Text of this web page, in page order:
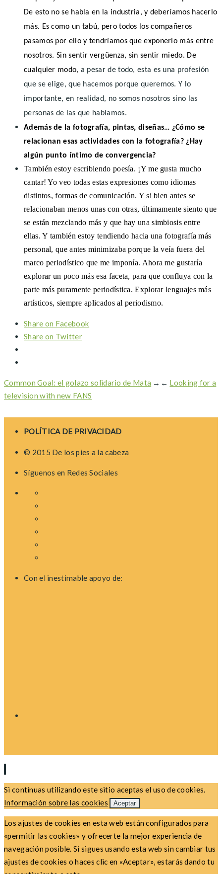
De esto no se habla en la industria, y deberíamos hacerlo
más. Es como un tabú, pero todos los compañeros
pasamos por ello y tendríamos que exponerlo más entre
nosotros. Sin sentir vergüenza, sin sentir miedo. De
cualquier modo, a pesar de todo, esta es una profesión
que se elige, que hacemos porque queremos. Y lo
importante, en realidad, no somos nosotros sino las
personas de las que hablamos.
Además de la fotografía, pintas, diseñas… ¿Cómo se
relacionan esas actividades con la fotografía? ¿Hay
algún punto íntimo de convergencia?
También estoy escribiendo poesía. ¡Y me gusta mucho
cantar! Yo veo todas estas expresiones como idiomas
distintos, formas de comunicación. Y si bien antes se
relacionaban menos unas con otras, últimamente siento que
se están mezclando más y que hay una simbiosis entre
ellas. Y también estoy tendiendo hacia una fotografía más
personal, que antes minimizaba porque la veía fuera del
marco periodístico que me imponía. Ahora me gustaría
explorar un poco más esa faceta, para que confluya con la
parte más puramente periodística. Explorar lenguajes más
artísticos, siempre aplicados al periodismo.
Share on Facebook
Share on Twitter
Common Goal: el golazo solidario de Mata → ← Looking for a
television with new FANS
POLÍTICA DE PRIVACIDAD
© 2015 De los pies a la cabeza
Síguenos en Redes Sociales
Con el inestimable apoyo de:
Si continuas utilizando este sitio aceptas el uso de cookies.
Información sobre las cookies
Aceptar
Los ajustes de cookies en esta web están configurados para
«permitir las cookies» y ofrecerte la mejor experiencia de
navegación posible. Si sigues usando esta web sin cambiar tus
ajustes de cookies o haces clic en «Aceptar», estarás dando tu